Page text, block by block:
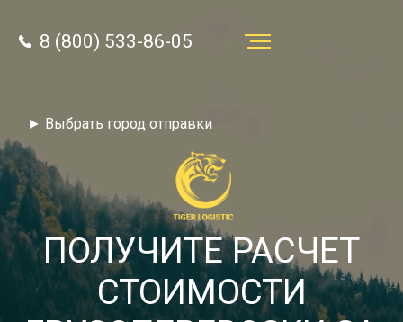
Тарифы
Отзывы
► Выбрать город отправки
8 (800) 533-86-05
ПОЛУЧИТЕ РАСЧЕТ
СТОИМОСТИ